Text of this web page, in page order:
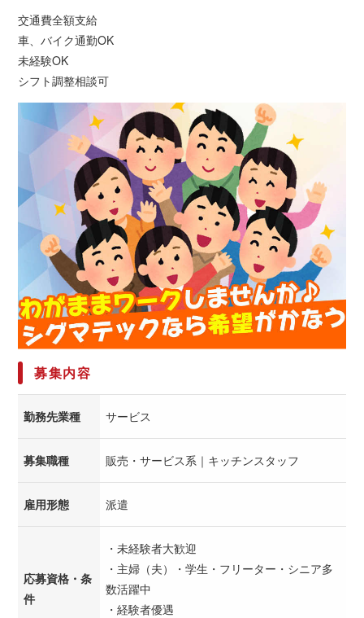
交通費全額支給
車、バイク通勤OK
未経験OK
シフト調整相談可
募集内容
勤務先業種 サービス
募集職種 販売・サービス系｜キッチンスタッフ
雇用形態 派遣
応募資格・条
件
・未経験者大歓迎
・主婦（夫）・学生・フリーター・シニア多
数活躍中
・経験者優遇